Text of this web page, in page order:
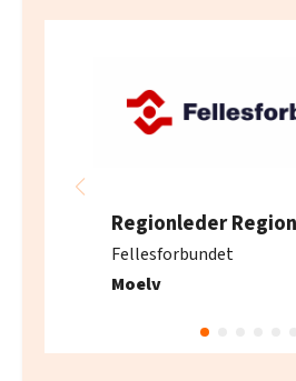
Regionleder
Fellesforbundet
Moelv